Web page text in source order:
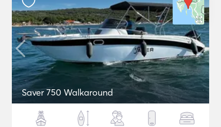
Saver 750 Walkaround